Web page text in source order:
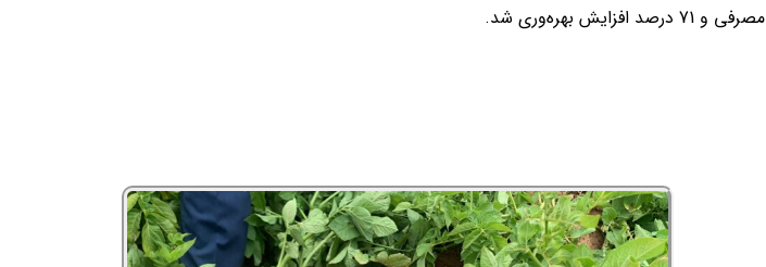
مصرفی و 71 درصد افزایش بهره‌وری شد.